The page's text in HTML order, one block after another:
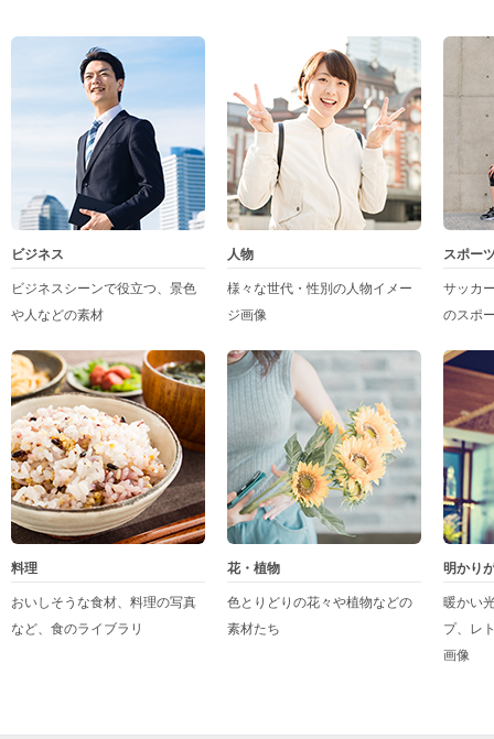
ビジネス
ビジネスシーンで役立つ、景色
や人などの素材
人物
様々な世代・性別の人物イメー
ジ画像
スポー
サッカ
のスポ
料理
おいしそうな食材、料理の写真
など、食のライブラリ
花・植物
色とりどりの花々や植物などの
素材たち
明かり
暖かい
プ、レ
画像